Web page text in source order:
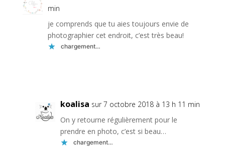
min
je comprends que tu aies toujours envie de
photographier cet endroit, c’est très beau!
chargement…
koalisa sur 7 octobre 2018 à 13 h 11 min
On y retourne régulièrement pour le
prendre en photo, c’est si beau…
chargement…